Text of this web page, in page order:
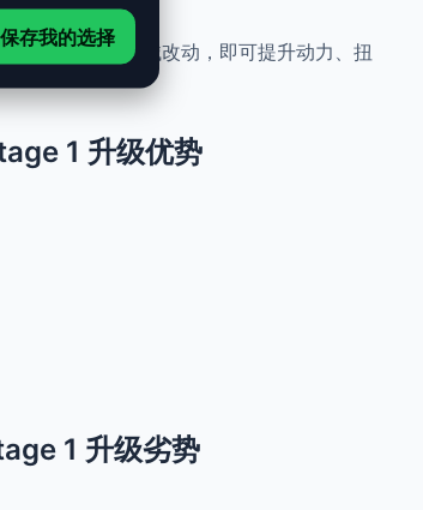
便性。无需机械改动，即可提升动力、扭
1 升级优势
1 升级劣势
保存我的选择